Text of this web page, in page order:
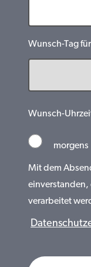
Wunsch-Tag
Wunsch-
morgens
Mit dem
einverstanden,
verarbeitet